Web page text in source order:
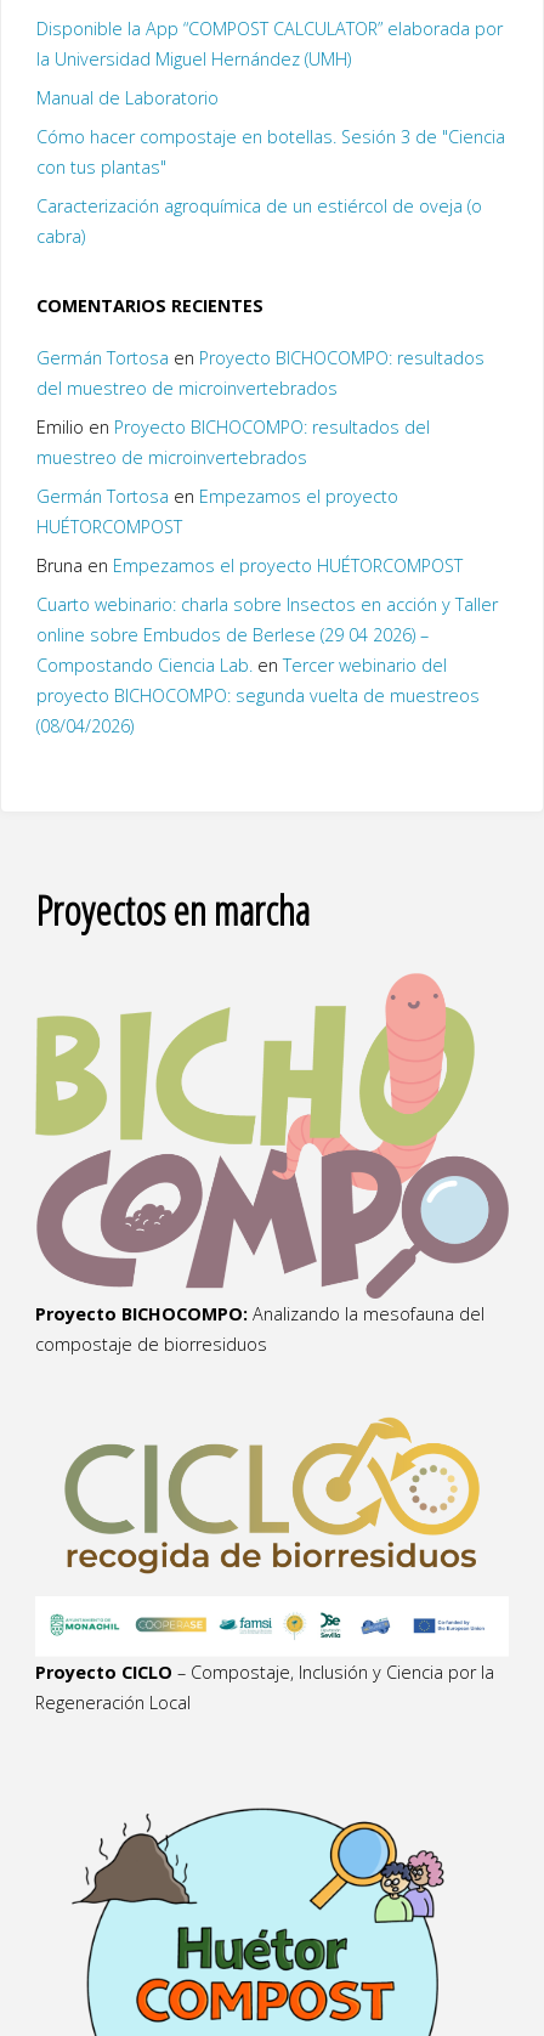
Disponible la App “COMPOST CALCULATOR” elaborada por
la Universidad Miguel Hernández (UMH)
Manual de Laboratorio
Cómo hacer compostaje en botellas. Sesión 3 de "Ciencia
con tus plantas"
Caracterización agroquímica de un estiércol de oveja (o
cabra)
COMENTARIOS RECIENTES
Germán Tortosa en Proyecto BICHOCOMPO: resultados
del muestreo de microinvertebrados
Emilio en Proyecto BICHOCOMPO: resultados del
muestreo de microinvertebrados
Germán Tortosa en Empezamos el proyecto
HUÉTORCOMPOST
Bruna en Empezamos el proyecto HUÉTORCOMPOST
Cuarto webinario: charla sobre Insectos en acción y Taller
online sobre Embudos de Berlese (29 04 2026) –
Compostando Ciencia Lab.enTercer webinario del
proyecto BICHOCOMPO: segunda vuelta de muestreos
(08/04/2026)
Proyectos en marcha
Proyecto BICHOCOMPO: Analizando la mesofauna del
compostaje de biorresiduos
Proyecto CICLO – Compostaje, Inclusión y Ciencia por la
Regeneración Local